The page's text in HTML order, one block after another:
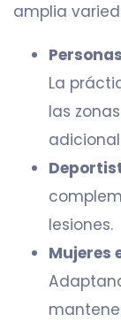
amplia
La
las
lesiones.
Mujeres